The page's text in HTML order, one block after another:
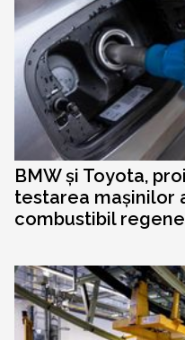
BMW și Toyota,
testarea mașinilor
combustibil